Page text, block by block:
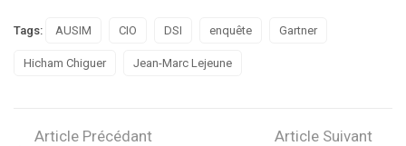
Tags: AUSIM CIO DSI enquête Gartner
Hicham Chiguer Jean-Marc Lejeune
Article Précédant Article Suivant